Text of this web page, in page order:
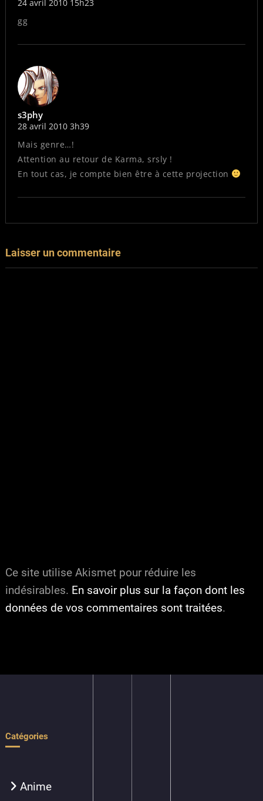
24 avril 2010 15h23
gg
s3phy
28 avril 2010 3h39
Mais genre…!
Attention au retour de Karma, srsly !
En tout cas, je compte bien être à cette projection
Laisser un commentaire
Ce site utilise Akismet pour réduire les
indésirables. En savoir plus sur la façon dont les
données de vos commentaires sont traitées.
Catégories
Anime